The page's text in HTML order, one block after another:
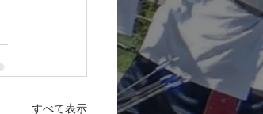
すべて表示